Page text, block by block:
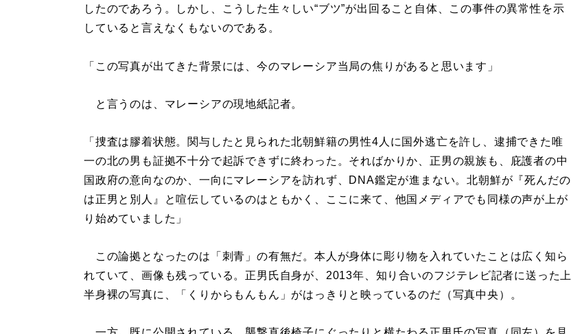
したのであろう。しかし、こうした生々しい“ブツ”が出回ること自体、この事件の異常性を示
していると言えなくもないのである。
「この写真が出てきた背景には、今のマレーシア当局の焦りがあると思います」
と言うのは、マレーシアの現地紙記者。
「捜査は膠着状態。関与したと見られた北朝鮮籍の男性4人に国外逃亡を許し、逮捕できた唯
一の北の男も証拠不十分で起訴できずに終わった。そればかりか、正男の親族も、庇護者の中
国政府の意向なのか、一向にマレーシアを訪れず、DNA鑑定が進まない。北朝鮮が『死んだの
は正男と別人』と喧伝しているのはともかく、ここに来て、他国メディアでも同様の声が上が
り始めていました」
この論拠となったのは「刺青」の有無だ。本人が身体に彫り物を入れていたことは広く知ら
れていて、画像も残っている。正男氏自身が、2013年、知り合いのフジテレビ記者に送った上
半身裸の写真に、「くりからもんもん」がはっきりと映っているのだ（写真中央）。